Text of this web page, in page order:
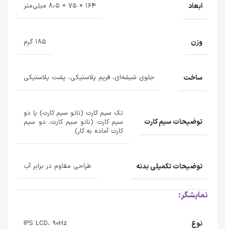
ابعاد ۱۶۴ × ۷۵ × ۸٫۵ میلی‌متر
وزن ۱۸۵ گرم
ساخت جلوی شیشه‌ای، فریم پلاستیکی، پشت پلاستیکی
توضیحات سیم کارت
تک سیم کارت (نانو سیم کارت) یا دو
سیم کارت (نانو سیم کارت، دو سیم
کارت آماده به کار)
توضیحات تکمیلی بدنه طراحی مقاوم در برابر آب
نمایشگر:
نوع IPS LCD، ۹۰Hz